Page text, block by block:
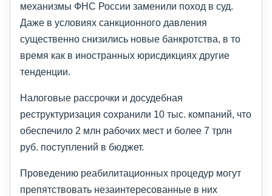
механизмы ФНС России заменили поход в суд.
Даже в условиях санкционного давления
существенно снизились новые банкротства, в то
время как в иностранных юрисдикциях другие
тенденции.
Налоговые рассрочки и досудебная
реструктуризация сохранили 10 тыс. компаний, что
обеспечило 2 млн рабочих мест и более 7 трлн
руб. поступлений в бюджет.
Проведению реабилитационных процедур могут
препятствовать незаинтересованные в них